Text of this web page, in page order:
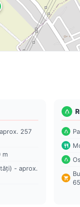
257
m
- aprox.